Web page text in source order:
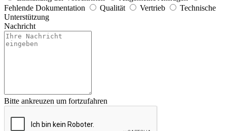
Fehlende Dokumentation
Qualität Vertrieb
Technische
Unterstützung
Nachricht
Bitte ankreuzen um fortzufahren